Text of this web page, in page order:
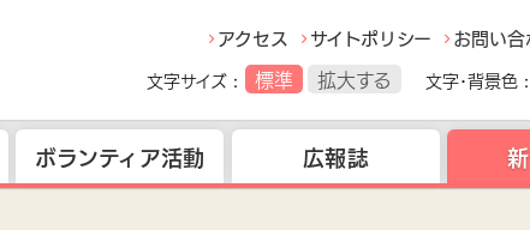
アクセス サイトポリシー お問い
文字サイズ 標準 拡大する 文字･背景色
ボランティア活動 広報誌